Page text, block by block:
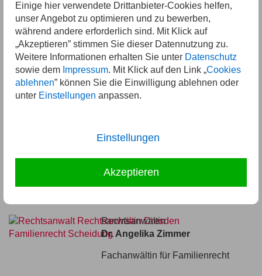
Einige hier verwendete Drittanbieter-Cookies helfen,
unser Angebot zu optimieren und zu bewerben,
während andere erforderlich sind. Mit Klick auf
„Akzeptieren” stimmen Sie dieser Datennutzung zu.
Weitere Informationen erhalten Sie unter Datenschutz
sowie dem Impressum. Mit Klick auf den Link „Cookies
ablehnen” können Sie die Einwilligung ablehnen oder
unter Einstellungen anpassen.
Einstellungen
Akzeptieren
dass er sich bei Auslandsreisen mit dem gemeinsamen
Kind vorab über die dortige Sicherheit und
Gefährdungslage informiert, was u. a. über die
Internetseiten des Auswärtigen Amtes möglich ist und im
Zweifel rechtzeitig, und zwar vor Buchung der Reise, den
anderen Elternteil fragt, ob es hier Bedenken gibt. Im
Zweifel sollte dann lieber von der Reise Abstand
genommen werden, um möglichen Kosten, die natürlich
Rechtsanwältin
Dr. Angelika Zimmer
Fachanwältin für Familienrecht